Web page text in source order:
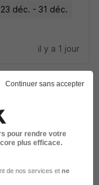
23 déc. - 31 déc.
il y a 1 jour
d'Etat
Continuer sans accepter
pour rendre votre
plus efficace.
de nos services et ne